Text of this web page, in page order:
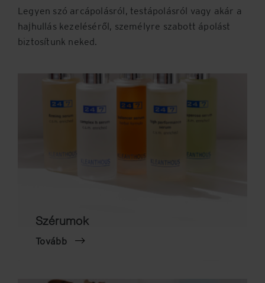
Szérumok
Tovább
Legyen szó arcápolásról, testápolásról vagy akár a
hajhullás kezeléséről, személyre szabott ápolást
biztosítunk neked.